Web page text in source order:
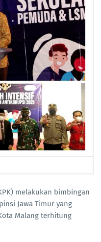
melakukan bimbingan
Jawa Timur yang
Malang terhitung